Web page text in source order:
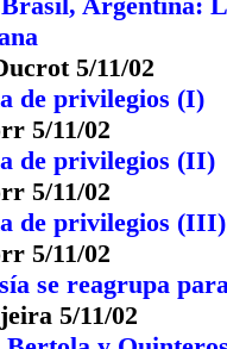
5/11/02
de privilegios (I)
5/11/02
de privilegios (II)
5/11/02
de privilegios (III)
5/11/02
se reagrupa
5/11/02